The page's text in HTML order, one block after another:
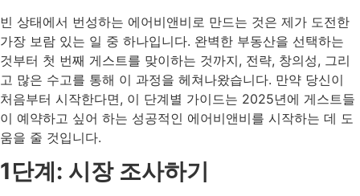
빈 상태에서 번성하는 에어비앤비로 만드는 것은 제가 도전한
가장 보람 있는 일 중 하나입니다. 완벽한 부동산을 선택하는
것부터 첫 번째 게스트를 맞이하는 것까지, 전략, 창의성, 그리
고 많은 수고를 통해 이 과정을 헤쳐나왔습니다. 만약 당신이
처음부터 시작한다면, 이 단계별 가이드는 2025년에 게스트들
이 예약하고 싶어 하는 성공적인 에어비앤비를 시작하는 데 도
움을 줄 것입니다.
1단계: 시장 조사하기